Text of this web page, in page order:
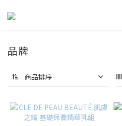
品牌
商品排序